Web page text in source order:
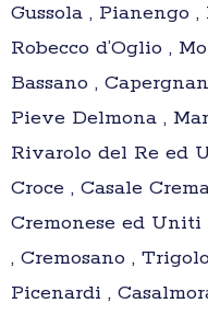
Gussola , Pianengo
Robecco d’Oglio ,
Bassano ,
Pieve Delmona ,
Rivarolo del Re ed
Croce , Casale
Cremonese ed Uniti
, Cremosano ,
Picenardi ,